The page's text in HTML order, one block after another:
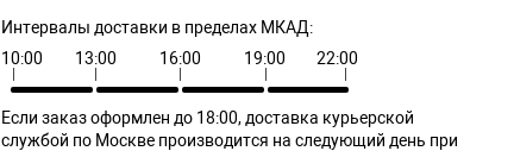
Интервалы доставки в пределах МКАД:
10:00
13:00 16:00 19:00 22:00
Если заказ оформлен до 18:00, доставка курьерской
службой по Москве производится на следующий день при